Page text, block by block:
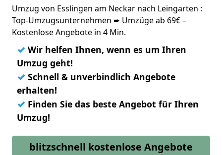
Umzug von Esslingen am Neckar nach Leingarten :
Top-Umzugsunternehmen ➨ Umzüge ab 69€ –
Kostenlose Angebote in 4 Min.
✓ Wir helfen Ihnen, wenn es um Ihren
Umzug geht!
✓ Schnell & unverbindlich Angebote
erhalten!
✓ Finden Sie das beste Angebot für Ihren
Umzug!
blitzschnell kostenlose Angebote